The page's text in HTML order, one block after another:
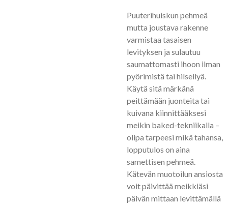
Puuterihuiskun pehmeä
mutta joustava rakenne
varmistaa tasaisen
levityksen ja sulautuu
saumattomasti ihoon ilman
pyörimistä tai hilseilyä.
Käytä sitä märkänä
peittämään juonteita tai
kuivana kiinnittääksesi
meikin baked-tekniikalla –
olipa tarpeesi mikä tahansa,
lopputulos on aina
samettisen pehmeä.
Kätevän muotoilun ansiosta
voit päivittää meikkiäsi
päivän mittaan levittämällä